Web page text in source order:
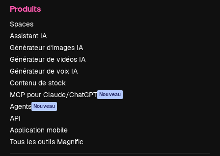
Produits
Spaces
Assistant IA
Générateur d’images IA
Générateur de vidéos IA
Générateur de voix IA
Contenu de stock
MCP pour Claude/ChatGPT Nouveau
Agents Nouveau
API
Application mobile
Tous les outils Magnific